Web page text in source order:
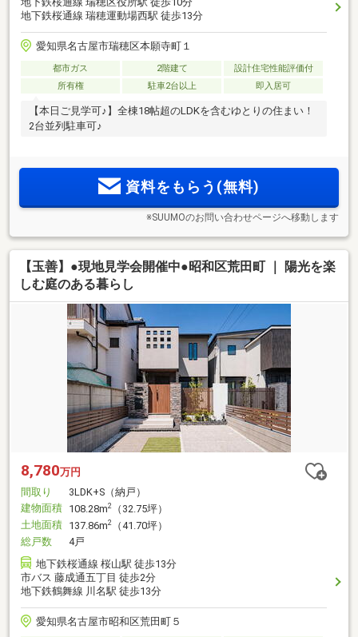
地下鉄桜通線 瑞穂運動場西駅 徒歩13分
愛知県名古屋市瑞穂区本願寺町１
都市ガス 2階建て
設計住宅性能評価付
所有権
駐車2台以上 即入居可
【本日ご見学可♪】全棟18帖超のLDKを含むゆとりの住まい！
2台並列駐車可♪
資料をもらう(無料)
※SUUMOのお問い合わせページへ移動します
【玉善】●現地見学会開催中●昭和区荒田町 ｜ 陽光を楽
しむ庭のある暮らし
8,780万円
間取り
3LDK+S（納戸）
建物面積 108.28m2
（32.75坪）
土地面積 137.86m2
（41.70坪）
総戸数
4戸
地下鉄桜通線 桜山駅 徒歩13分
市バス 藤成通五丁目 徒歩2分
地下鉄鶴舞線 川名駅 徒歩13分
愛知県名古屋市昭和区荒田町５